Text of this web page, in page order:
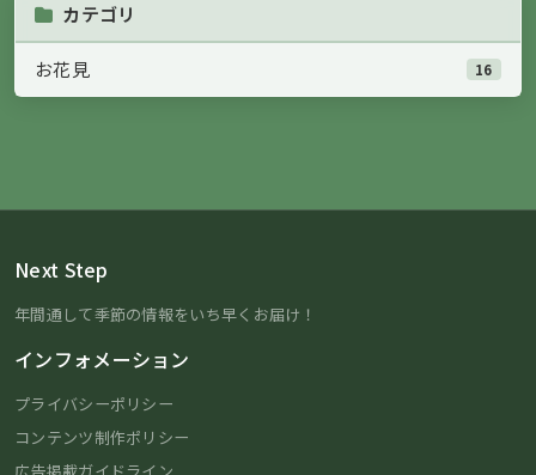
カテゴリ
お花見 16
Next Step
年間通して季節の情報をいち早くお届け！
インフォメーション
プライバシーポリシー
コンテンツ制作ポリシー